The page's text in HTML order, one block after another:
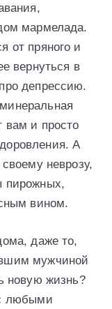
мармелада.
от пряного и
вернуться в
депрессию.
вам и просто
А
неврозу,
пирожных,
вином.
даже то,
мужчиной
новую жизнь?
любыми